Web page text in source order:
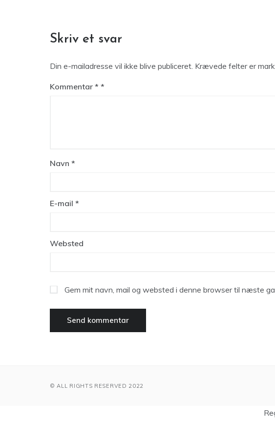
Skriv et svar
Din e-mailadresse vil ikke blive publiceret. Krævede felter er
Kommentar *
Navn *
E-mail *
Websted
Gem mit navn, mail og websted i denne browser til næste
© ALL RIGHTS RESERVED 2022